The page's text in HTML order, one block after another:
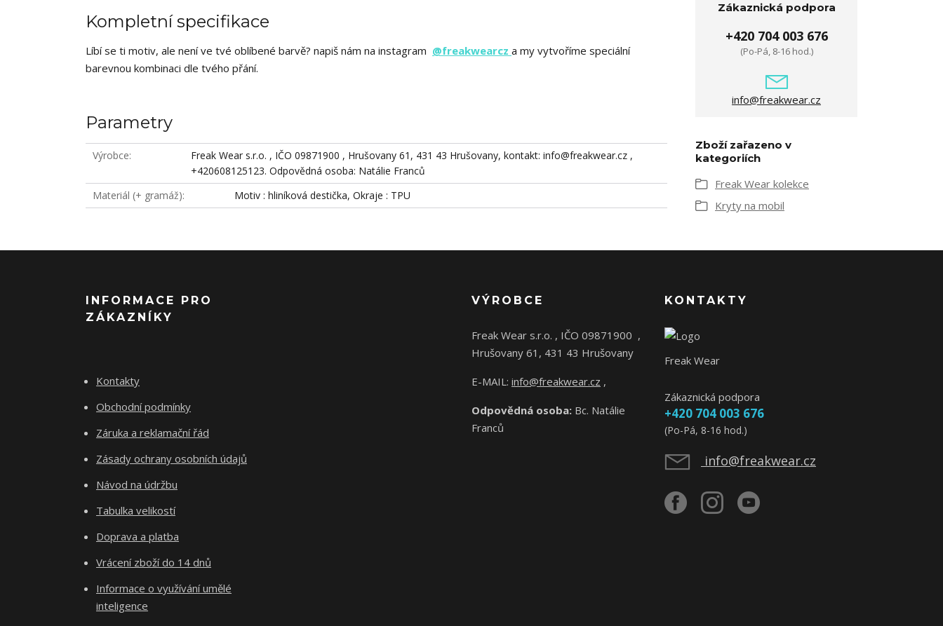
Kompletní specifikace
Líbí se ti motiv, ale není ve tvé oblíbené barvě? napiš nám na instagram @freakwearcz a my vytvoříme speciální
barevnou kombinaci dle tvého přání.
Parametry
Výrobce
Freak Wear s.r.o. , IČO 09871900 , Hrušovany 61, 431 43 Hrušovany, kontakt: info@freakwear.cz ,
+420608125123. Odpovědná osoba: Natálie Franců
Materiál (+ gramáž)
Motiv : hliníková destička, Okraje : TPU
Zákaznická podpora
+420 704 003 676
(Po-Pá, 8-16 hod.)
info@freakwear.cz
Zboží zařazeno v
kategoriích
Freak Wear kolekce
Kryty na mobil
INFORMACE PRO
ZÁKAZNÍKY
Kontakty
Obchodní podmínky
Záruka a reklamační řád
Zásady ochrany osobních údajů
Návod na údržbu
Tabulka velikostí
Doprava a platba
Vrácení zboží do 14 dnů
Informace o využívání umělé
inteligence
VÝROBCE
Freak Wear s.r.o. , IČO 09871900 ,
Hrušovany 61, 431 43 Hrušovany
E-MAIL: info@freakwear.cz ,
Odpovědná osoba: Bc. Natálie
Franců
KONTAKTY
Freak Wear
Zákaznická podpora
+420 704 003 676
(Po-Pá, 8-16 hod.)
info@freakwear.cz